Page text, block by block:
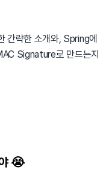
간략한 소개와, Spring에
Signature로 만드는지
😭